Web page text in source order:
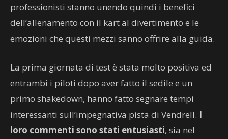
professionisti stanno unendo quindi i benefici
dell’allenamento con il kart al divertimento e le
emozioni che questi mezzi sanno offrire alla guida.
La prima giornata di test è stata molto positiva ed
entrambi i piloti dopo aver fatto il sedile e un
primo shakedown, hanno fatto segnare tempi
interessanti sull’impegnativa pista di Vendrell. I
loro commenti sono stati entusiasti, sia nel